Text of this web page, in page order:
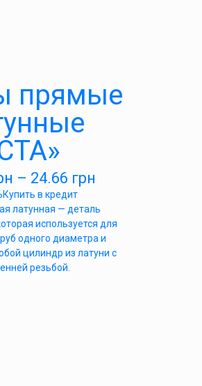
прямые
– 24.66 грн
Купить в кредит
латунная — деталь
используется для
одного диаметра и
цилиндр из латуни с
резьбой.